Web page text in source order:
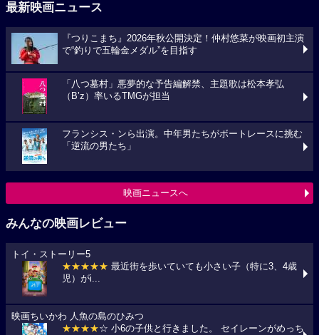
最新映画ニュース
『つりこまち』2026年秋公開決定！仲村悠菜が映画初主演
で“釣りで五輪金メダル”を目指す
「八つ墓村」悪夢的な予告編解禁、主題歌は松本孝弘
（B’z）率いるTMGが担当
フランシス・ンら出演。中年男たちがボートレースに挑む
「逆流の男たち」
映画ニュースへ
みんなの映画レビュー
トイ・ストーリー5
★★★★★ 最近街を歩いていても小さい子（特に3、4歳
児）がi...
映画ちいかわ 人魚の島のひみつ
★★★★☆ 小6の子供と行きました。 セイレーンがめっち